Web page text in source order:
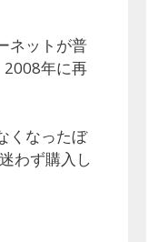
ネットが普
2008年に再
くなったぼ
わず購入し